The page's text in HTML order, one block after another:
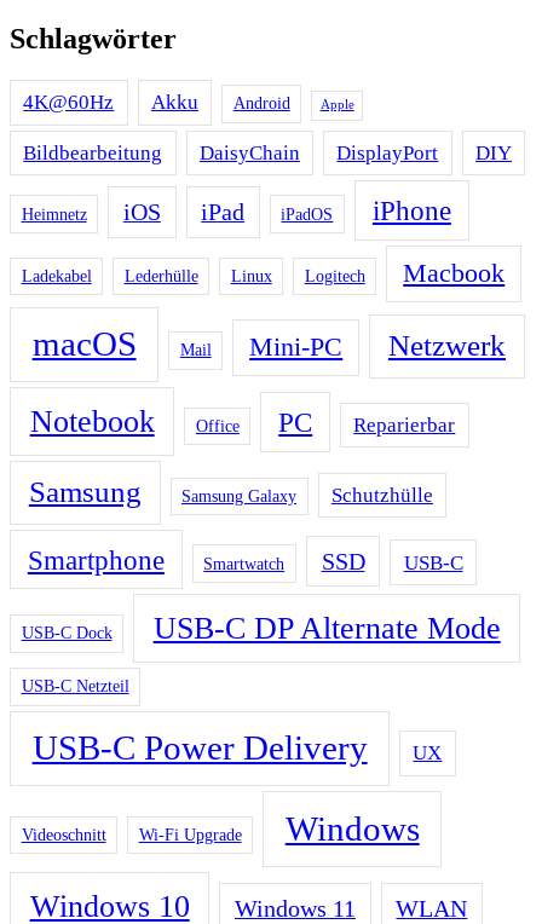
Schlagwörter
4K@60Hz Akku Android Apple
Bildbearbeitung DaisyChain DisplayPort DIY
Heimnetz iOS iPad iPadOS iPhone
Ladekabel Lederhülle Linux Logitech Macbook
macOS Mail Mini-PC Netzwerk
Notebook Office PC Reparierbar
Samsung Samsung Galaxy Schutzhülle
Smartphone Smartwatch SSD USB-C
USB-C Dock USB-C DP Alternate Mode
USB-C Netzteil
USB-C Power Delivery UX
Videoschnitt Wi-Fi Upgrade Windows
Windows 10 Windows 11 WLAN